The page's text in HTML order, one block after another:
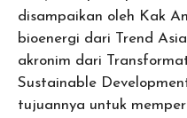
disampaikan oleh Kak
bioenergi dari Trend
akronim dari
Sustainable
tujuannya untuk